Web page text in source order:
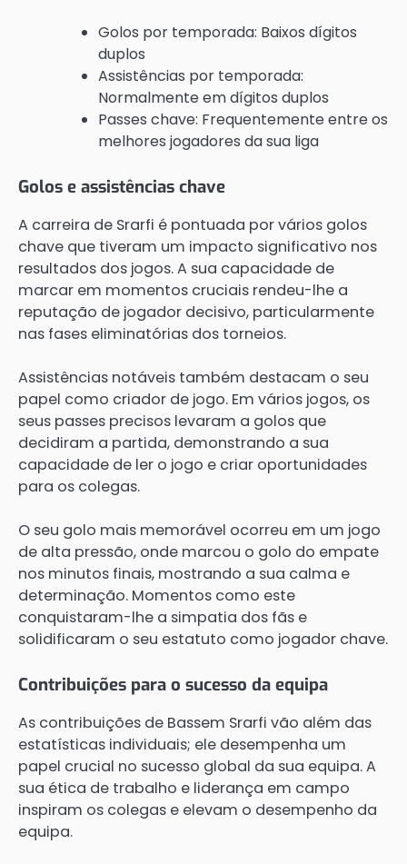
Golos por temporada: Baixos dígitos
duplos
Assistências por temporada:
Normalmente em dígitos duplos
Passes chave: Frequentemente entre os
melhores jogadores da sua liga
Golos e assistências chave
A carreira de Srarfi é pontuada por vários golos
chave que tiveram um impacto significativo nos
resultados dos jogos. A sua capacidade de
marcar em momentos cruciais rendeu-lhe a
reputação de jogador decisivo, particularmente
nas fases eliminatórias dos torneios.
Assistências notáveis também destacam o seu
papel como criador de jogo. Em vários jogos, os
seus passes precisos levaram a golos que
decidiram a partida, demonstrando a sua
capacidade de ler o jogo e criar oportunidades
para os colegas.
O seu golo mais memorável ocorreu em um jogo
de alta pressão, onde marcou o golo do empate
nos minutos finais, mostrando a sua calma e
determinação. Momentos como este
conquistaram-lhe a simpatia dos fãs e
solidificaram o seu estatuto como jogador chave.
Contribuições para o sucesso da equipa
As contribuições de Bassem Srarfi vão além das
estatísticas individuais; ele desempenha um
papel crucial no sucesso global da sua equipa. A
sua ética de trabalho e liderança em campo
inspiram os colegas e elevam o desempenho da
equipa.